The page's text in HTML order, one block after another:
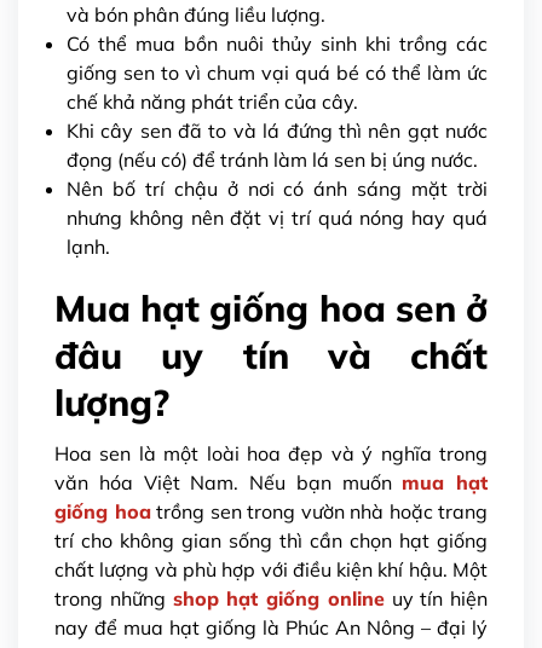
và bón phân đúng liều lượng.
Có thể mua bồn nuôi thủy sinh khi trồng các
giống sen to vì chum vại quá bé có thể làm ức
chế khả năng phát triển của cây.
Khi cây sen đã to và lá đứng thì nên gạt nước
đọng (nếu có) để tránh làm lá sen bị úng nước.
Nên bố trí chậu ở nơi có ánh sáng mặt trời
nhưng không nên đặt vị trí quá nóng hay quá
lạnh.
Mua hạt giống hoa sen ở
đâu uy tín và chất
lượng?
Hoa sen là một loài hoa đẹp và ý nghĩa trong
văn hóa Việt Nam. Nếu bạn muốn mua hạt
giống hoatrồng sen trong vườn nhà hoặc trang
trí cho không gian sống thì cần chọn hạt giống
chất lượng và phù hợp với điều kiện khí hậu. Một
trong những shop hạt giống onlineuy tín hiện
nay để mua hạt giống là Phúc An Nông – đại lý